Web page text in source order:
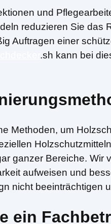
und
reduzieren Sie das
Auftragen einer
.sh kann bei
Methoden, um
ganzer Bereiche. Wir
aufweisen und
nicht beeinträchtigen
ein